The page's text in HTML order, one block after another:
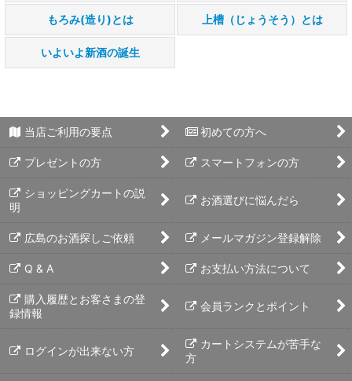
もろみ(造り)とは 上槽（じょうそう）とは
いよいよ新酒の誕生
当店ご利用の要点 初めての方へ
プレゼントの方 スマートフォンの方
ショッピングカートの説
明
お酒選びに悩んだら
広島のお酒探しご依頼 メールマガジン登録解除
Q & A お支払い方法について
購入履歴とお客さまの登
録情報
会員ランクとポイント
ログインが出来ない方
カートシステムが苦手な
方